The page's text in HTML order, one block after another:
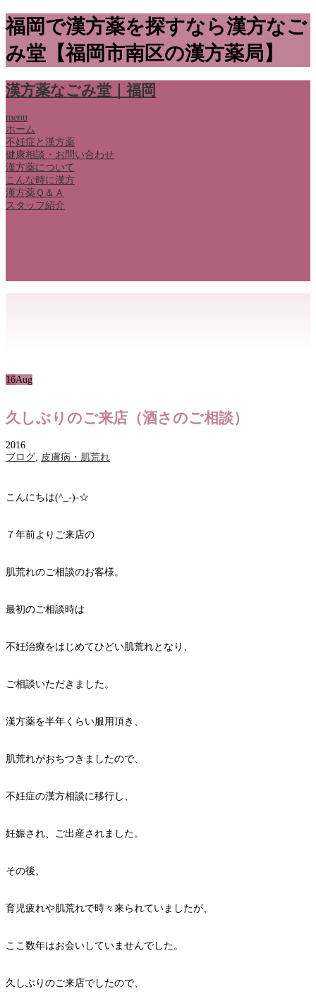
福岡で漢方薬を探すなら漢方なご
み堂【福岡市南区の漢方薬局】
漢方薬なごみ堂｜福岡
menu
ホーム
不妊症と漢方薬
健康相談・お問い合わせ
漢方薬について
こんな時に漢方
漢方薬Ｑ＆Ａ
スタッフ紹介
16Aug
久しぶりのご来店（酒さのご相談）
2016
ブログ, 皮膚病・肌荒れ
こんにちは(^_-)-☆
７年前よりご来店の
肌荒れのご相談のお客様。
最初のご相談時は
不妊治療をはじめてひどい肌荒れとなり、
ご相談いただきました。
漢方薬を半年くらい服用頂き、
肌荒れがおちつきましたので、
不妊症の漢方相談に移行し、
妊娠され、ご出産されました。
その後、
育児疲れや肌荒れで時々来られていましたが、
ここ数年はお会いしていませんでした。
久しぶりのご来店でしたので、